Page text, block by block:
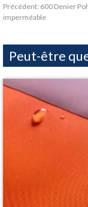
Précédent: 600 Denier
imperméable
Peut-être